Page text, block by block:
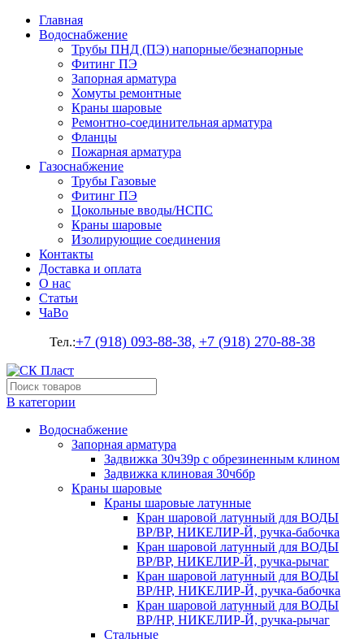
Главная
Водоснабжение
Трубы ПНД (ПЭ) напорные/безнапорные
Фитинг ПЭ
Запорная арматура
Хомуты ремонтные
Краны шаровые
Ремонтно-соединительная арматура
Фланцы
Пожарная арматура
Газоснабжение
Трубы Газовые
Фитинг ПЭ
Цокольные вводы/НСПС
Краны шаровые
Изолирующие соединения
Контакты
Доставка и оплата
О нас
Статьи
ЧаВо
Тел.:+7 (918) 093-88-38, +7 (918) 270-88-38
В категории
Водоснабжение
Запорная арматура
Задвижка 30ч39р с обрезиненным клином
Задвижка клиновая 30ч6бр
Краны шаровые
Краны шаровые латунные
Кран шаровой латунный для ВОДЫ
ВР/ВР, НИКЕЛИР-Й, ручка-бабочка
Кран шаровой латунный для ВОДЫ
ВР/ВР, НИКЕЛИР-Й, ручка-рычаг
Кран шаровой латунный для ВОДЫ
ВР/НР, НИКЕЛИР-Й, ручка-бабочка
Кран шаровой латунный для ВОДЫ
ВР/НР, НИКЕЛИР-Й, ручка-рычаг
Стальные